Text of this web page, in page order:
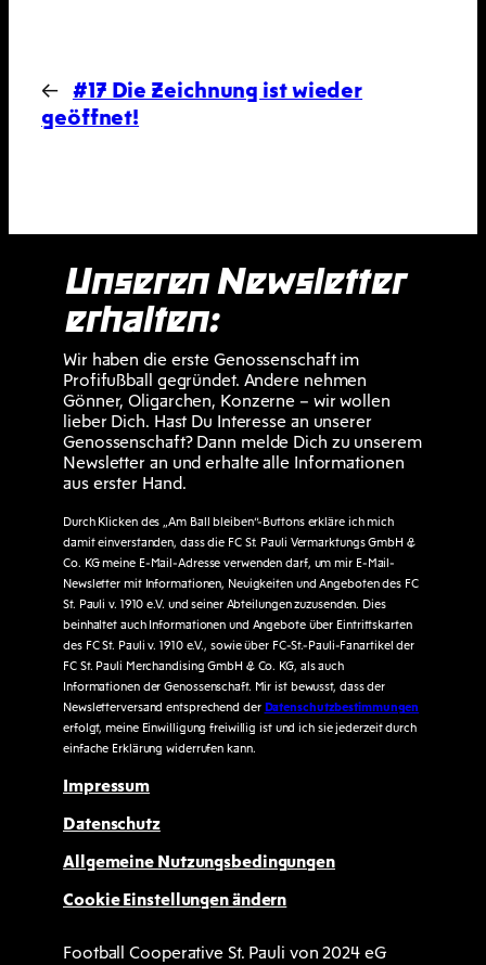
←
#17 Die Zeichnung ist wieder
geöffnet!
Unseren Newsletter
erhalten:
Wir haben die erste Genossenschaft im
Profifußball gegründet. Andere nehmen
Gönner, Oligarchen, Konzerne – wir wollen
lieber Dich. Hast Du Interesse an unserer
Genossenschaft? Dann melde Dich zu unserem
Newsletter an und erhalte alle Informationen
aus erster Hand.
Durch Klicken des „Am Ball bleiben“-Buttons erkläre ich mich
damit einverstanden, dass die FC St. Pauli Vermarktungs GmbH &
Co. KG meine E-Mail-Adresse verwenden darf, um mir E-Mail-
Newsletter mit Informationen, Neuigkeiten und Angeboten des FC
St. Pauli v. 1910 e.V. und seiner Abteilungen zuzusenden. Dies
beinhaltet auch Informationen und Angebote über Eintrittskarten
des FC St. Pauli v. 1910 e.V., sowie über FC-St.-Pauli-Fanartikel der
FC St. Pauli Merchandising GmbH & Co. KG, als auch
Informationen der Genossenschaft. Mir ist bewusst, dass der
Newsletterversand entsprechend der Datenschutzbestimmungen
erfolgt, meine Einwilligung freiwillig ist und ich sie jederzeit durch
einfache Erklärung widerrufen kann.
Impressum
Datenschutz
Allgemeine Nutzungsbedingungen
Cookie Einstellungen ändern
Football Cooperative St. Pauli von 2024 eG